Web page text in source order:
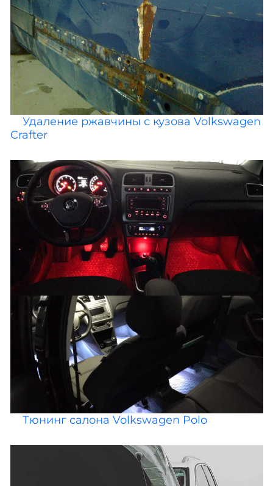
Удаление ржавчины с кузова Volkswagen
Crafter
Тюнинг салона Volkswagen Polo